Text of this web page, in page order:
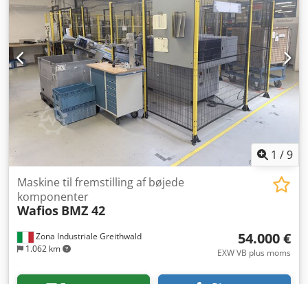
1 /9
Zona Industriale Greithwald
1.062 km
Maskine til fremstilling af bøjede
komponenter
Wafios BMZ 42
54.000 €
EXW VB plus moms